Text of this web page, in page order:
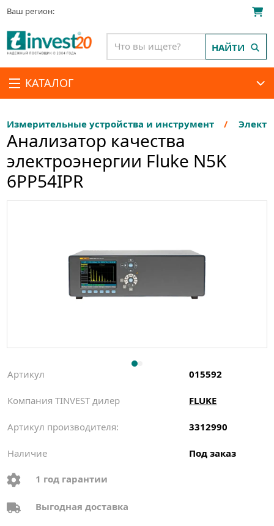
Ваш регион:
КАТАЛОГ
НАЙТИ
Измерительные устройства и инструмент
Анализатор качества
электроэнергии Fluke N5K
6PP54IPR
Артикул 015592
Компания TINVEST дилер FLUKE
Артикул производителя: 3312990
Наличие Под заказ
1 год гарантии
Выгодная доставка